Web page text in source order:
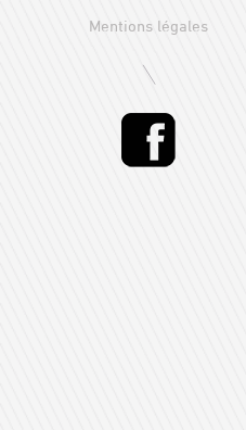
Mentions légales